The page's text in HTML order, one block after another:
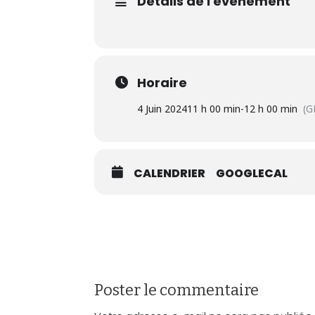
Horaire
4 Juin 202411 h 00 min-12 h 00 min
CALENDRIER GOOGLECAL
Poster le commentaire